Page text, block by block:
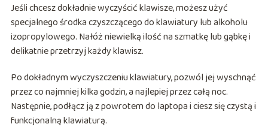
Jeśli chcesz dokładnie wyczyścić klawisze, możesz użyć
specjalnego środka czyszczącego do klawiatury lub alkoholu
izopropylowego. Nałóż niewielką ilość na szmatkę lub gąbkę i
delikatnie przetrzyj każdy klawisz.
Po dokładnym wyczyszczeniu klawiatury, pozwól jej wyschnąć
przez co najmniej kilka godzin, a najlepiej przez całą noc.
Następnie, podłącz ją z powrotem do laptopa i ciesz się czystą i
funkcjonalną klawiaturą.